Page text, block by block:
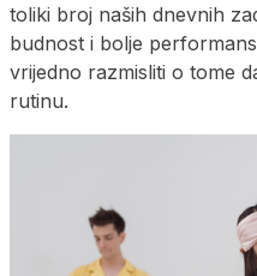
toliki broj naših dnevnih
budnost i bolje
vrijedno razmisliti o tome
rutinu.